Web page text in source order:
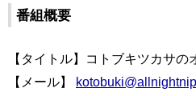
番組概要
【タイトル】コトブキツカサの
【メール】